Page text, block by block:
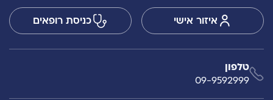
איזור אישי כניסת רופאים
טלפון
09-9592999